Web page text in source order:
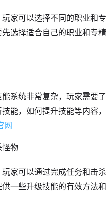
家可以选择不同的职业和
选择适合自己的职业和专
系统非常复杂，玩家需要
能，如何提升技能等内容
网
怪物
家可以通过完成任务和击
一些升级技能的有效方法和